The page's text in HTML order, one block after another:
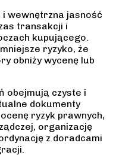
wewnętrzna jasność
transakcji i
kupującego.
ryzyko, że
obniży wycenę lub
obejmują czyste i
dokumenty
ryzyk prawnych,
organizację
z doradcami